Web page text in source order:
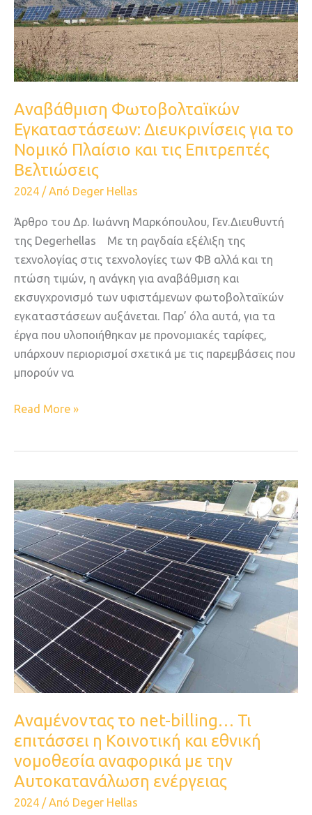
Αναβάθμιση Φωτοβολταϊκών
Εγκαταστάσεων: Διευκρινίσεις για το
Νομικό Πλαίσιο και τις Επιτρεπτές
Βελτιώσεις
2024 / Από Deger Hellas
Άρθρο του Δρ. Ιωάννη Μαρκόπουλου, Γεν.Διευθυντή
της Degerhellas Με τη ραγδαία εξέλιξη της
τεχνολογίας στις τεχνολογίες των ΦΒ αλλά και τη
πτώση τιμών, η ανάγκη για αναβάθμιση και
εκσυγχρονισμό των υφιστάμενων φωτοβολταϊκών
εγκαταστάσεων αυξάνεται. Παρ’ όλα αυτά, για τα
έργα που υλοποιήθηκαν με προνομιακές ταρίφες,
υπάρχουν περιορισμοί σχετικά με τις παρεμβάσεις που
μπορούν να
για
το
Νομικό
Πλαίσιο
και
Επιτρεπτές
Βελτιώσεις
Read More »
Αναμένοντας το net-billing… Τι
επιτάσσει η Κοινοτική και εθνική
νομοθεσία αναφορικά με την
Αυτοκατανάλωση ενέργειας
2024 / Από Deger Hellas
Αναμένοντας
το
net-
billing…
Τι
επιτάσσει
η
Κοινοτική
και
εθνική
νομοθεσία
αναφορικά
με
Αυτοκατανάλωση
ενέργειας